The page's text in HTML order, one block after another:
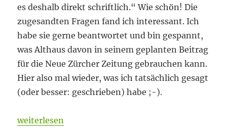
es deshalb direkt schriftlich.“ Wie schön! Die
zugesandten Fragen fand ich interessant. Ich
habe sie gerne beantwortet und bin gespannt,
was Althaus davon in seinem geplanten Beitrag
für die Neue Zürcher Zeitung gebrauchen kann.
Hier also mal wieder, was ich tatsächlich gesagt
(oder besser: geschrieben) habe ;-).
„Aufgegangen“
weiterlesen